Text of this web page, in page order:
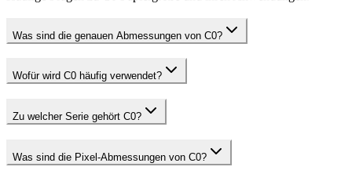
Was sind die genauen Abmessungen von C0?
Wofür wird C0 häufig verwendet?
Zu welcher Serie gehört C0?
Was sind die Pixel-Abmessungen von C0?